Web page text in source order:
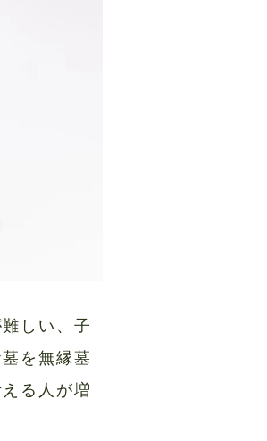
しい、子
を無縁墓
る人が増